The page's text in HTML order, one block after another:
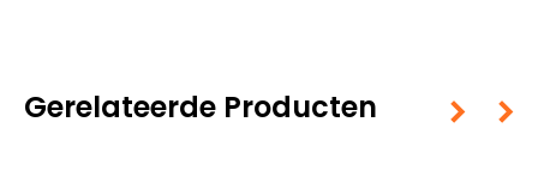
Gerelateerde Producten